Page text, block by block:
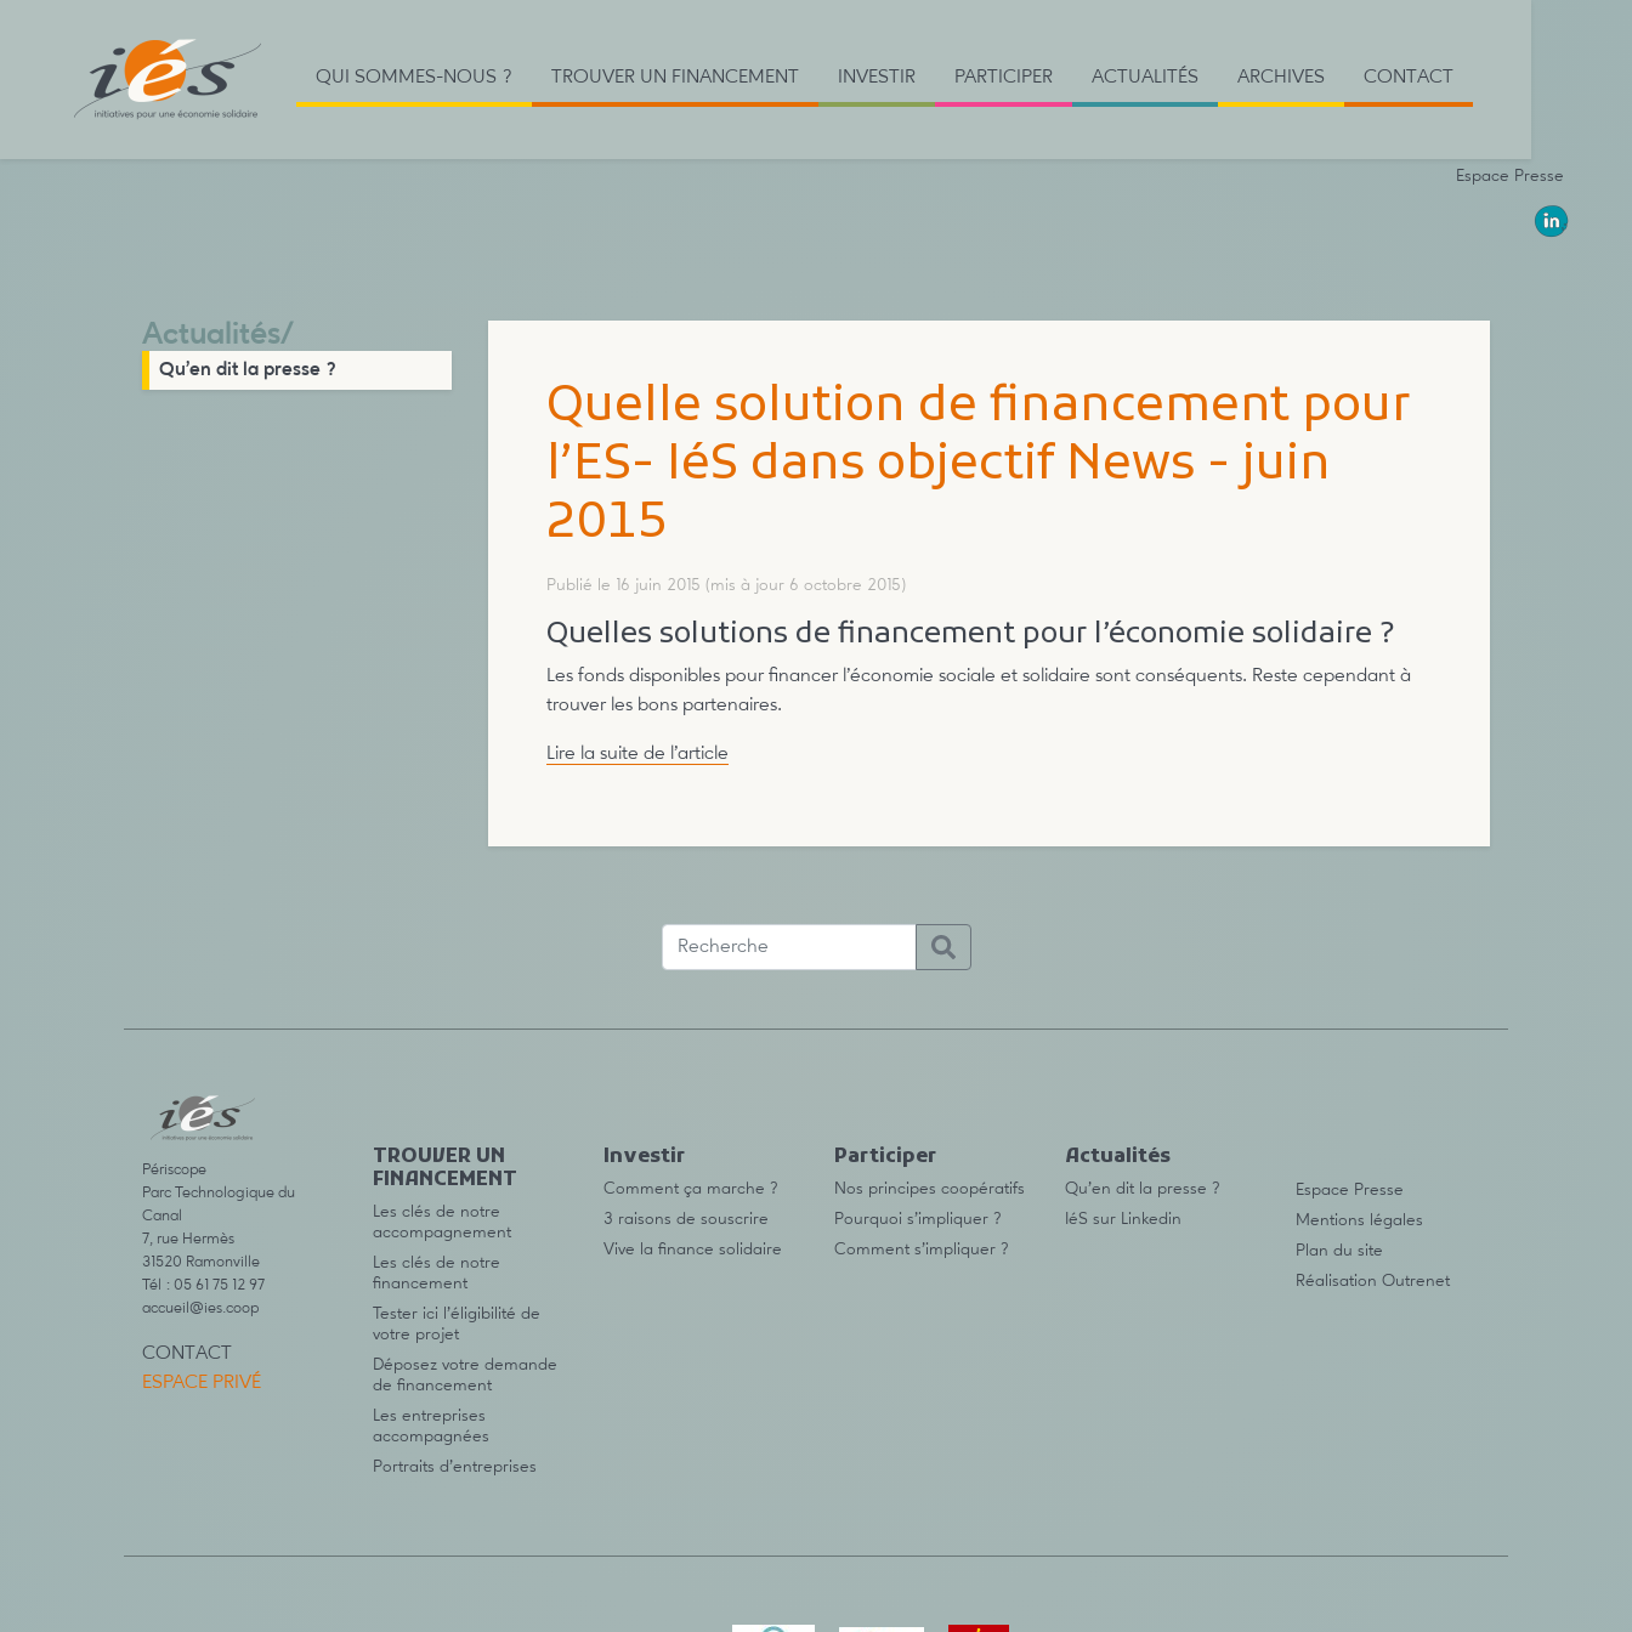
QUI SOMMES-NOUS ? TROUVER UN FINANCEMENT INVESTIR PARTICIPER ACTUALITÉS ARCHIVES CONTACT
Espace Presse
Quelle solution de financement pour
l’ES- IéS dans objectif News - juin
2015
Publié le 16 juin 2015 (mis à jour 6 octobre 2015)
Quelles solutions de financement pour l’économie solidaire ?
Les fonds disponibles pour financer l’économie sociale et solidaire sont conséquents. Reste cependant à
trouver les bons partenaires.
Lire la suite de l’article
Actualités/
Qu’en dit la presse ?
Périscope
Parc Technologique du
Canal
7, rue Hermès
31520 Ramonville
Tél : 05 61 75 12 97
accueil@ies.coop
CONTACT
ESPACE PRIVÉ
TROUVER UN
FINANCEMENT
Les clés de notre
accompagnement
Les clés de notre
financement
Tester ici l’éligibilité de
votre projet
Déposez votre demande
de financement
Les entreprises
accompagnées
Portraits d’entreprises
Investir
Comment ça marche ?
3 raisons de souscrire
Vive la finance solidaire
Participer
Nos principes coopératifs
Pourquoi s’impliquer ?
Comment s’impliquer ?
Actualités
Qu’en dit la presse ?
IéS sur Linkedin
Espace Presse
Mentions légales
Plan du site
Réalisation Outrenet